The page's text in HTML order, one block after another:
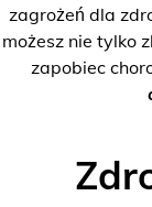
zagrożeń dla
możesz nie tylko
zapobiec